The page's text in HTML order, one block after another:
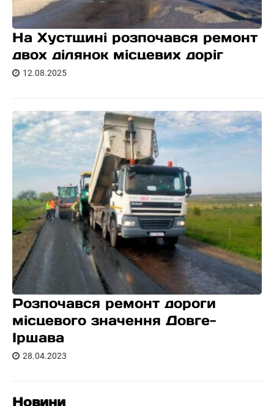
На Хустщині розпочався ремонт
двох ділянок місцевих доріг
12.08.2025
Розпочався ремонт дороги
місцевого значення Довге-
Іршава
28.04.2023
Новини